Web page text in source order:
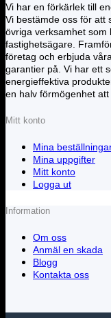
Vi har en förkärlek till
Vi bestämde oss för att
övriga verksamhet som
fastighetsägare.
företag och erbjuda
garantier på. Vi har ett
energieffektiva
en halv förmögenhet
Mitt konto
Mina
Mina uppgifter
Mitt konto
Logga ut
Information
Om oss
Anmäl en skada
Blogg
Kontakta oss